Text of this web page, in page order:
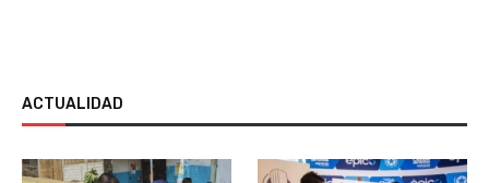
ACTUALIDAD